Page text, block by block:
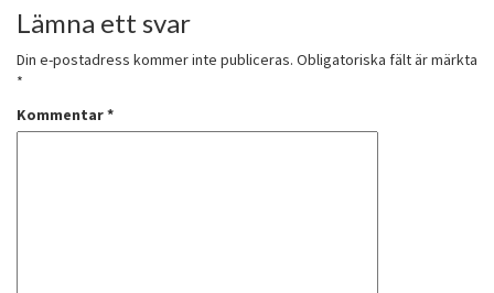
Lämna ett svar
Din e-postadress kommer inte publiceras. Obligatoriska fält är märkta
*
Kommentar*